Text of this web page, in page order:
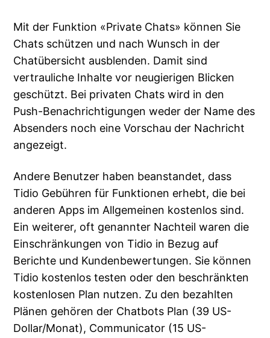
Mit der Funktion «Private Chats» können Sie
Chats schützen und nach Wunsch in der
Chatübersicht ausblenden. Damit sind
vertrauliche Inhalte vor neugierigen Blicken
geschützt. Bei privaten Chats wird in den
Push-Benachrichtigungen weder der Name des
Absenders noch eine Vorschau der Nachricht
angezeigt.
Andere Benutzer haben beanstandet, dass
Tidio Gebühren für Funktionen erhebt, die bei
anderen Apps im Allgemeinen kostenlos sind.
Ein weiterer, oft genannter Nachteil waren die
Einschränkungen von Tidio in Bezug auf
Berichte und Kundenbewertungen. Sie können
Tidio kostenlos testen oder den beschränkten
kostenlosen Plan nutzen. Zu den bezahlten
Plänen gehören der Chatbots Plan (39 US-
Dollar/Monat), Communicator (15 US-